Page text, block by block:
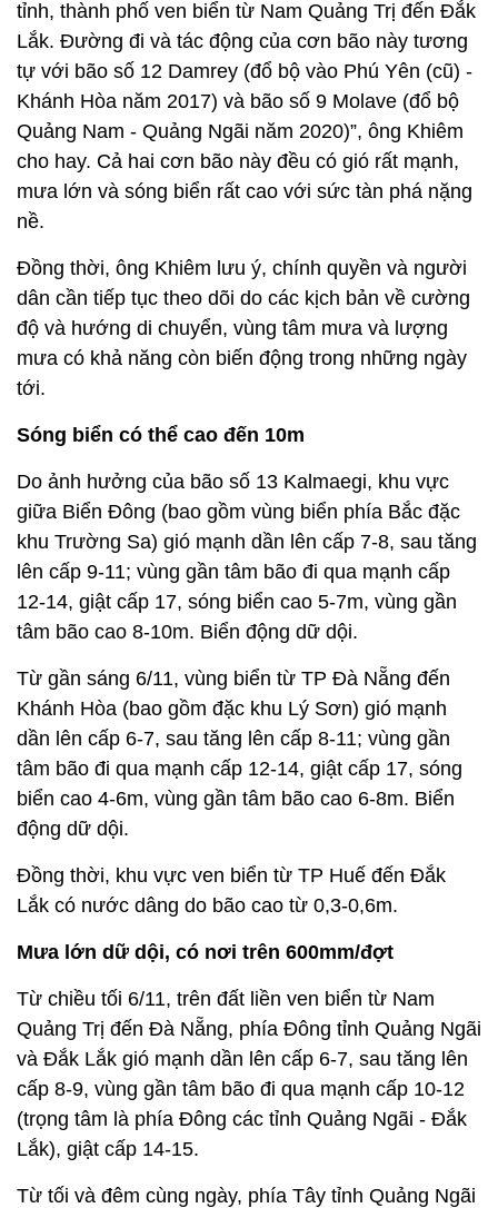
tỉnh, thành phố ven biển từ Nam Quảng Trị đến Đắk
Lắk. Đường đi và tác động của cơn bão này tương
tự với bão số 12 Damrey (đổ bộ vào Phú Yên (cũ) -
Khánh Hòa năm 2017) và bão số 9 Molave (đổ bộ
Quảng Nam - Quảng Ngãi năm 2020)”, ông Khiêm
cho hay. Cả hai cơn bão này đều có gió rất mạnh,
mưa lớn và sóng biển rất cao với sức tàn phá nặng
nề.
Đồng thời, ông Khiêm lưu ý, chính quyền và người
dân cần tiếp tục theo dõi do các kịch bản về cường
độ và hướng di chuyển, vùng tâm mưa và lượng
mưa có khả năng còn biến động trong những ngày
tới.
Sóng biển có thể cao đến 10m
Do ảnh hưởng của bão số 13 Kalmaegi, khu vực
giữa Biển Đông (bao gồm vùng biển phía Bắc đặc
khu Trường Sa) gió mạnh dần lên cấp 7-8, sau tăng
lên cấp 9-11; vùng gần tâm bão đi qua mạnh cấp
12-14, giật cấp 17, sóng biển cao 5-7m, vùng gần
tâm bão cao 8-10m. Biển động dữ dội.
Từ gần sáng 6/11, vùng biển từ TP Đà Nẵng đến
Khánh Hòa (bao gồm đặc khu Lý Sơn) gió mạnh
dần lên cấp 6-7, sau tăng lên cấp 8-11; vùng gần
tâm bão đi qua mạnh cấp 12-14, giật cấp 17, sóng
biển cao 4-6m, vùng gần tâm bão cao 6-8m. Biển
động dữ dội.
Đồng thời, khu vực ven biển từ TP Huế đến Đắk
Lắk có nước dâng do bão cao từ 0,3-0,6m.
Mưa lớn dữ dội, có nơi trên 600mm/đợt
Từ chiều tối 6/11, trên đất liền ven biển từ Nam
Quảng Trị đến Đà Nẵng, phía Đông tỉnh Quảng Ngãi
và Đắk Lắk gió mạnh dần lên cấp 6-7, sau tăng lên
cấp 8-9, vùng gần tâm bão đi qua mạnh cấp 10-12
(trọng tâm là phía Đông các tỉnh Quảng Ngãi - Đắk
Lắk), giật cấp 14-15.
Từ tối và đêm cùng ngày, phía Tây tỉnh Quảng Ngãi